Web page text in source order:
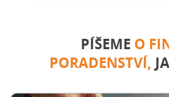
PÍŠEME O
PORADENSTVÍ,